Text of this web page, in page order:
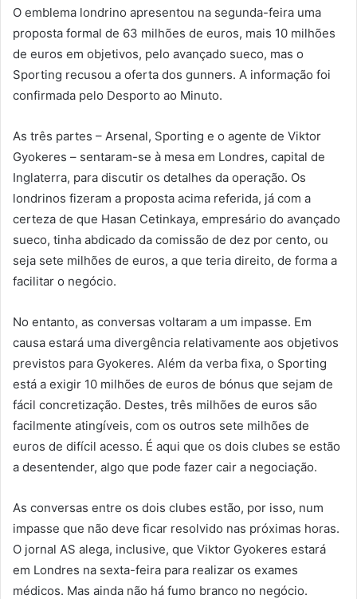
O emblema londrino apresentou na segunda-feira uma
proposta formal de 63 milhões de euros, mais 10 milhões
de euros em objetivos, pelo avançado sueco, mas o
Sporting recusou a oferta dos gunners. A informação foi
confirmada pelo Desporto ao Minuto.
As três partes – Arsenal, Sporting e o agente de Viktor
Gyokeres – sentaram-se à mesa em Londres, capital de
Inglaterra, para discutir os detalhes da operação. Os
londrinos fizeram a proposta acima referida, já com a
certeza de que Hasan Cetinkaya, empresário do avançado
sueco, tinha abdicado da comissão de dez por cento, ou
seja sete milhões de euros, a que teria direito, de forma a
facilitar o negócio.
No entanto, as conversas voltaram a um impasse. Em
causa estará uma divergência relativamente aos objetivos
previstos para Gyokeres. Além da verba fixa, o Sporting
está a exigir 10 milhões de euros de bónus que sejam de
fácil concretização. Destes, três milhões de euros são
facilmente atingíveis, com os outros sete milhões de
euros de difícil acesso. É aqui que os dois clubes se estão
a desentender, algo que pode fazer cair a negociação.
As conversas entre os dois clubes estão, por isso, num
impasse que não deve ficar resolvido nas próximas horas.
O jornal AS alega, inclusive, que Viktor Gyokeres estará
em Londres na sexta-feira para realizar os exames
médicos. Mas ainda não há fumo branco no negócio.